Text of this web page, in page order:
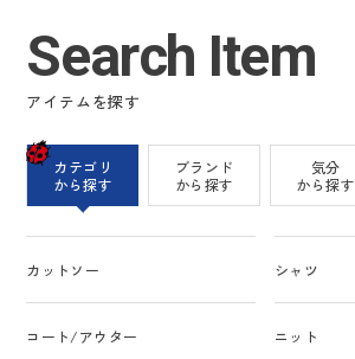
Search Item
アイテムを探す
カテゴリ
から探す
ブランド
から探す
気分
から探す
カットソー シャツ
コート/アウター ニット